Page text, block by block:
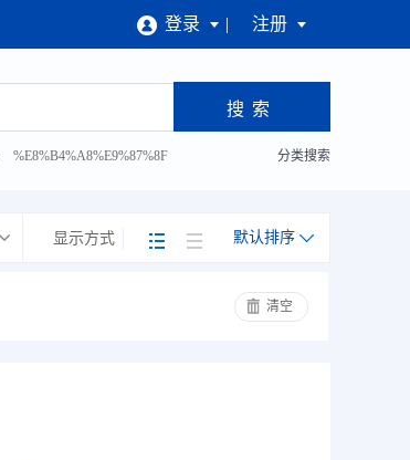
登录 注册
%E8%B4%A8%E9%87%8F
分类搜索
显示方式 默认排序
清空